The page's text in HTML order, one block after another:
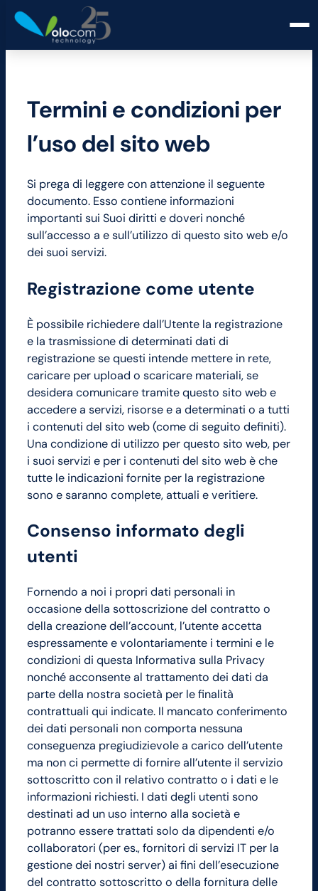
Termini e condizioni per
l’uso del sito web
Si prega di leggere con attenzione il seguente
documento. Esso contiene informazioni
importanti sui Suoi diritti e doveri nonché
sull’accesso a e sull’utilizzo di questo sito web e/o
dei suoi servizi.
Registrazione come utente
È possibile richiedere dall’Utente la registrazione
e la trasmissione di determinati dati di
registrazione se questi intende mettere in rete,
caricare per upload o scaricare materiali, se
desidera comunicare tramite questo sito web e
accedere a servizi, risorse e a determinati o a tutti
i contenuti del sito web (come di seguito definiti).
Una condizione di utilizzo per questo sito web, per
i suoi servizi e per i contenuti del sito web è che
tutte le indicazioni fornite per la registrazione
sono e saranno complete, attuali e veritiere.
Consenso informato degli
utenti
Fornendo a noi i propri dati personali in
occasione della sottoscrizione del contratto o
della creazione dell’account, l’utente accetta
espressamente e volontariamente i termini e le
condizioni di questa Informativa sulla Privacy
nonché acconsente al trattamento dei dati da
parte della nostra società per le finalità
contrattuali qui indicate. Il mancato conferimento
dei dati personali non comporta nessuna
conseguenza pregiudizievole a carico dell’utente
ma non ci permette di fornire all’utente il servizio
sottoscritto con il relativo contratto o i dati e le
informazioni richiesti. I dati degli utenti sono
destinati ad un uso interno alla società e
potranno essere trattati solo da dipendenti e/o
collaboratori (per es., fornitori di servizi IT per la
gestione dei nostri server) ai fini dell’esecuzione
del contratto sottoscritto o della fornitura delle